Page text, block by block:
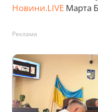
Новини.LIVE Марта
Реклама